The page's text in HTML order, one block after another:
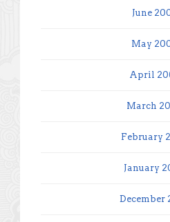
June
May
April
March
February
January
December